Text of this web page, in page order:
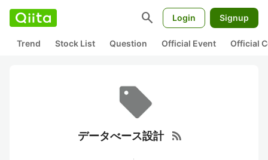
search Login Signup
Trend Stock List Question Official Event Official
データべース設計 rss_feed